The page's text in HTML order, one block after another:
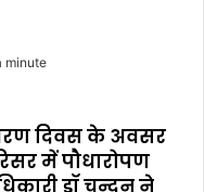
minute
दिवस के अवसर
में पौधारोपण